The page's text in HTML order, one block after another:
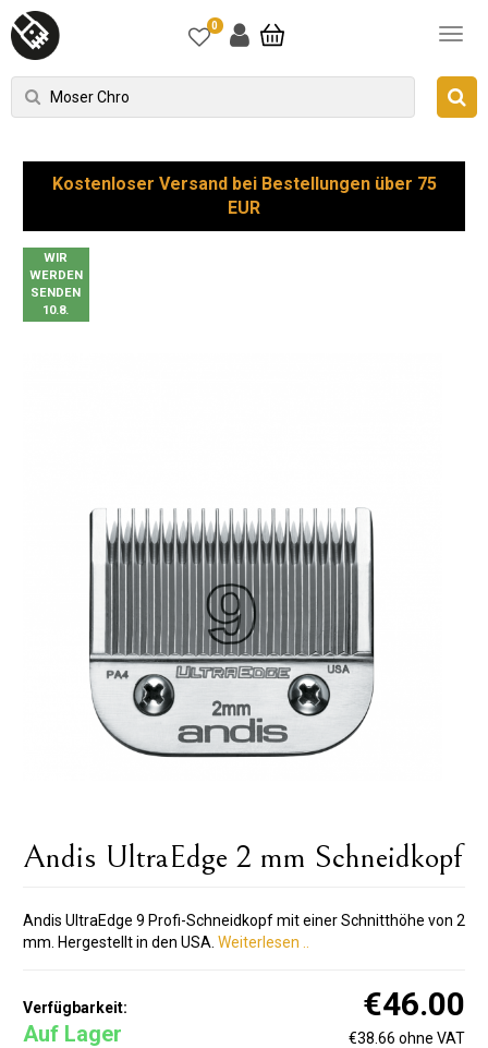
0
Kostenloser Versand bei Bestellungen über 75
EUR
WIR
WERDEN
SENDEN
10.8.
Andis UltraEdge 2 mm Schneidkopf
Andis UltraEdge 9 Profi-Schneidkopf mit einer Schnitthöhe von 2
mm. Hergestellt in den USA. Weiterlesen ..
Verfügbarkeit:
Auf Lager
€46.00
€38.66 ohne VAT